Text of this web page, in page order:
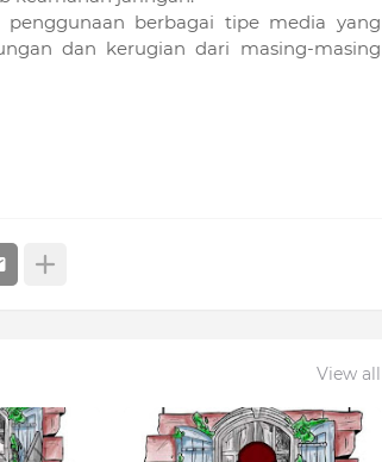
berbagai tipe media yang
dan kerugian dari masing-masing
View all